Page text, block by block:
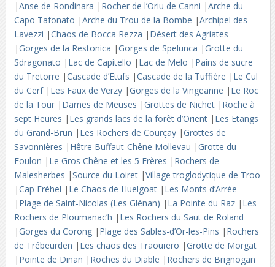
|Anse de Rondinara | Rocher de l’Oriu de Canni |Arche du
Capo Tafonato |Arche du Trou de la Bombe |Archipel des
Lavezzi |Chaos de Bocca Rezza | Désert des Agriates
|Gorges de la Restonica |Gorges de Spelunca |Grotte du
Sdragonato | Lac de Capitello | Lac de Melo | Pains de sucre
du Tretorre |Cascade d’Etufs |Cascade de la Tuffière | Le Cul
du Cerf | Les Faux de Verzy |Gorges de la Vingeanne | Le Roc
de la Tour | Dames de Meuses |Grottes de Nichet | Roche à
sept Heures | Les grands lacs de la forêt d’Orient | Les Etangs
du Grand-Brun | Les Rochers de Courçay |Grottes de
Savonnières | Hêtre Buffaut-Chêne Mollevau |Grotte du
Foulon | Le Gros Chêne et les 5 Frères | Rochers de
Malesherbes |Source du Loiret |Village troglodytique de Troo
|Cap Fréhel | Le Chaos de Huelgoat | Les Monts d’Arrée
| Plage de Saint-Nicolas (Les Glénan) | La Pointe du Raz | Les
Rochers de Ploumanac’h | Les Rochers du Saut de Roland
|Gorges du Corong | Plage des Sables-d’Or-les-Pins | Rochers
de Trébeurden | Les chaos des Traouïero |Grotte de Morgat
| Pointe de Dinan | Roches du Diable | Rochers de Brignogan